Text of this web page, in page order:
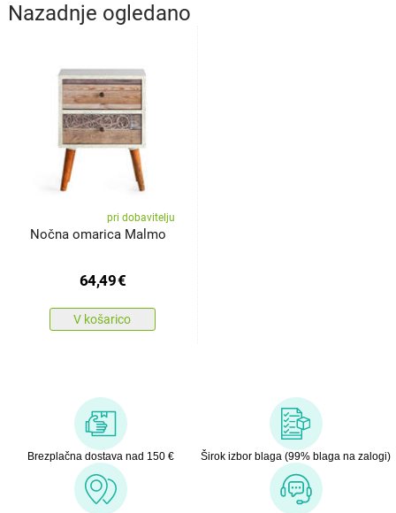
Nazadnje ogledano
pri dobavitelju
Nočna omarica Malmo
64,49€
V košarico
Brezplačna dostava nad 150 € Širok izbor blaga (99% blaga na zalogi)